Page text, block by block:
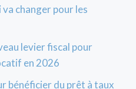
changer pour les
levier fiscal pour
en 2026
bénéficier du prêt à taux